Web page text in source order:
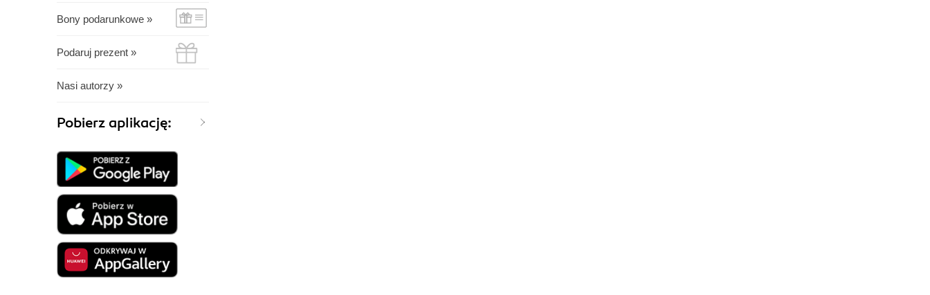
Bony podarunkowe »
Podaruj prezent »
Nasi autorzy »
Pobierz aplikację: